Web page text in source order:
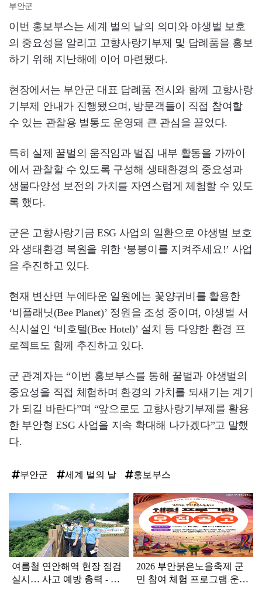
부안군
이번 홍보부스는 세계 벌의 날의 의미와 야생벌 보호
의 중요성을 알리고 고향사랑기부제 및 답례품을 홍보
하기 위해 지난해에 이어 마련됐다.
현장에서는 부안군 대표 답례품 전시와 함께 고향사랑
기부제 안내가 진행됐으며, 방문객들이 직접 참여할
수 있는 관찰용 벌통도 운영돼 큰 관심을 끌었다.
특히 실제 꿀벌의 움직임과 벌집 내부 활동을 가까이
에서 관찰할 수 있도록 구성해 생태환경의 중요성과
생물다양성 보전의 가치를 자연스럽게 체험할 수 있도
록 했다.
군은 고향사랑기금 ESG 사업의 일환으로 야생벌 보호
와 생태환경 복원을 위한 ‘붕붕이를 지켜주세요!’ 사업
을 추진하고 있다.
현재 변산면 누에타운 일원에는 꽃양귀비를 활용한
‘비플래닛(Bee Planet)’ 정원을 조성 중이며, 야생벌 서
식시설인 ‘비호텔(Bee Hotel)’ 설치 등 다양한 환경 프
로젝트도 함께 추진하고 있다.
군 관계자는 “이번 홍보부스를 통해 꿀벌과 야생벌의
중요성을 직접 체험하며 환경의 가치를 되새기는 계기
가 되길 바란다”며 “앞으로도 고향사랑기부제를 활용
한 부안형 ESG 사업을 지속 확대해 나가겠다”고 말했
다.
부안군 세계 벌의 날 홍보부스
탑
인
여름철 연안해역 현장 점검
실시… 사고 예방 총력 - 하
2026 부안붉은노을축제 군
민 참여 체험 프로그램 운영